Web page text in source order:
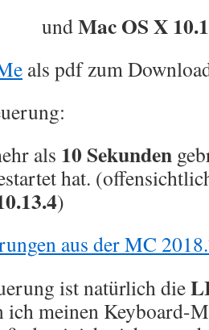
undMac OS X
als pdf zum
als 10 Sekunden
hat.
)
aus der MC
ist natürlich die
ich meinen Keyboard-